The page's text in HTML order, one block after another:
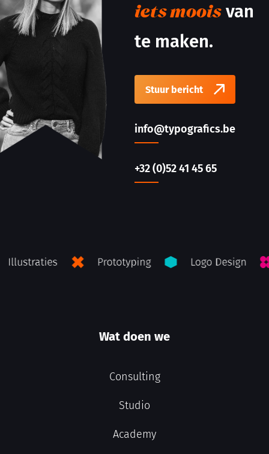
iets moois van
te maken.
Stuur bericht
info@typografics.be
+32 (0)52 41 45 65
Wat doen we
Consulting
Studio
Academy